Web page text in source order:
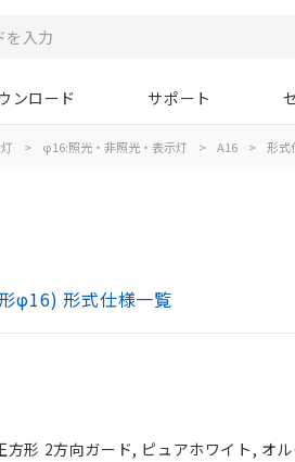
ンロード サポート
> φ16:照光・非照光・表示灯 > A16 > 形式
φ16) 形式仕様一覧
形 2方向ガード, ピュアホワイト, オ